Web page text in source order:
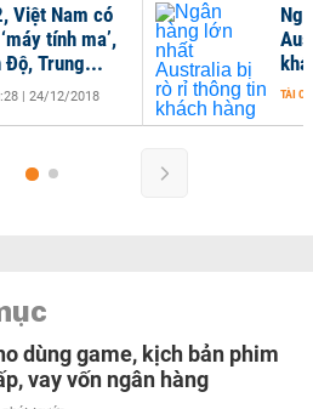
Việt Nam có
tính ma’,
Độ, Trung...
| 24/12/2018 TÀI
dùng game, kịch bản phim
vay vốn ngân hàng